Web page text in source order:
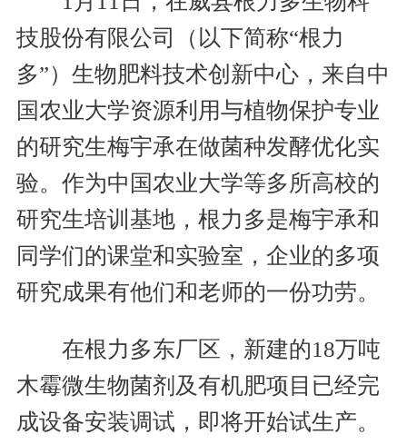
技股份有限公司（以下简称“根力
多”）生物肥料技术创新中心，来自中
国农业大学资源利用与植物保护专业
的研究生梅宇承在做菌种发酵优化实
验。作为中国农业大学等多所高校的
研究生培训基地，根力多是梅宇承和
同学们的课堂和实验室，企业的多项
研究成果有他们和老师的一份功劳。
在根力多东厂区，新建的18万吨
木霉微生物菌剂及有机肥项目已经完
成设备安装调试，即将开始试生产。